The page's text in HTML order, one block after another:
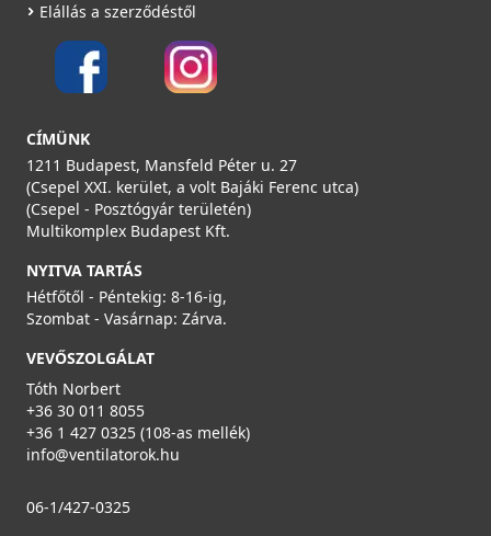
Elállás a szerződéstől
CÍMÜNK
1211 Budapest, Mansfeld Péter u. 27
(Csepel XXI. kerület, a volt Bajáki Ferenc utca)
(Csepel - Posztógyár területén)
Multikomplex Budapest Kft.
NYITVA TARTÁS
Hétfőtől - Péntekig: 8-16-ig,
Szombat - Vasárnap: Zárva.
VEVŐSZOLGÁLAT
Tóth Norbert
+36 30 011 8055
+36 1 427 0325 (108-as mellék)
info@ventilatorok.hu
06-1/427-0325